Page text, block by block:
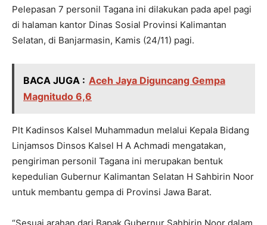
Pelepasan 7 personil Tagana ini dilakukan pada apel pagi
di halaman kantor Dinas Sosial Provinsi Kalimantan
Selatan, di Banjarmasin, Kamis (24/11) pagi.
BACA JUGA : Aceh Jaya Diguncang Gempa
Magnitudo 6,6
Plt Kadinsos Kalsel Muhammadun melalui Kepala Bidang
Linjamsos Dinsos Kalsel H A Achmadi mengatakan,
pengiriman personil Tagana ini merupakan bentuk
kepedulian Gubernur Kalimantan Selatan H Sahbirin Noor
untuk membantu gempa di Provinsi Jawa Barat.